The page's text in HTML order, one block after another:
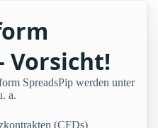
Vorsicht!
SpreadsPip werden unter
a.
(CFDs)